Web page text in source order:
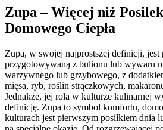
Zupa – Więcej niż
Domowego Ciepła
Zupa, w swojej najprostszej definicji, jest
przygotowywaną z bulionu lub wywaru
warzywnego lub grzybowego, z
mięsa, ryb, roślin strączkowych,
Jednakże, jej rola w kulturze kulinarnej
definicję. Zupa to symbol komfortu,
kulturach jest pierwszym posiłkiem dnia